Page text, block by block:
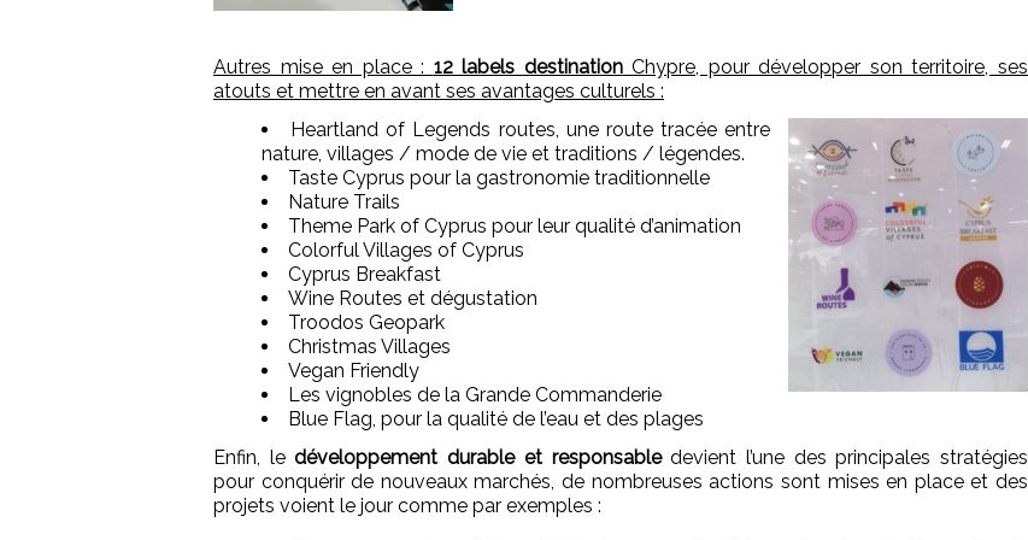
Autres mise en place : 12 labels destinationChypre, pour développer son territoire, ses
atouts et mettre en avant ses avantages culturels :
Heartland of Legends routes, une route tracée entre
nature, villages / mode de vie et traditions / légendes.
Taste Cyprus pour la gastronomie traditionnelle
Nature Trails
Theme Park of Cyprus pour leur qualité d’animation
Colorful Villages of Cyprus
Cyprus Breakfast
Wine Routes et dégustation
Troodos Geopark
Christmas Villages
Vegan Friendly
Les vignobles de la Grande Commanderie
Blue Flag, pour la qualité de l’eau et des plages
Enfin, ledéveloppement durable et responsabledevient l’une des principales stratégies
pour conquérir de nouveaux marchés, de nombreuses actions sont mises en place et des
projets voient le jour comme par exemples :